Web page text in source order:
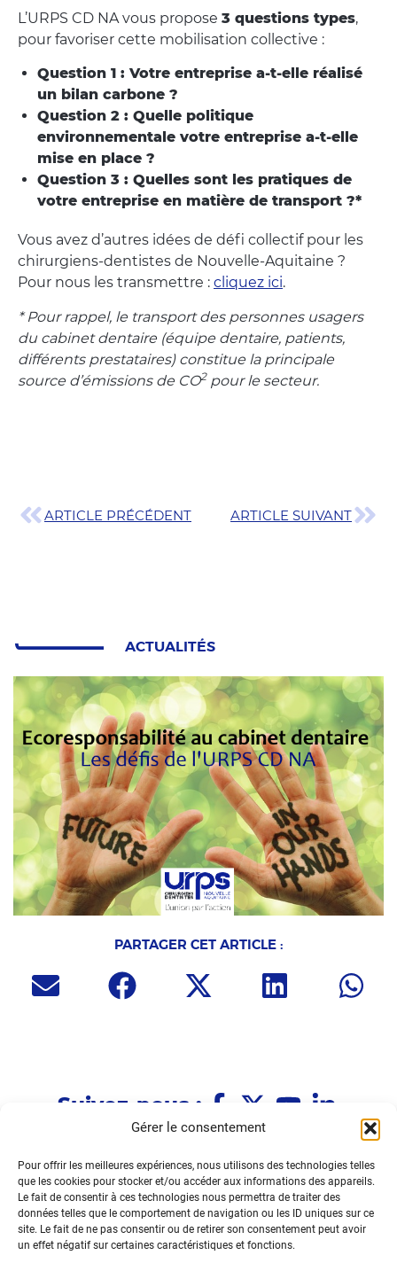
Gérer le consentement
Pour offrir les meilleures expériences, nous utilisons des technologies telles
que les cookies pour stocker et/ou accéder aux informations des appareils.
Le fait de consentir à ces technologies nous permettra de traiter des
données telles que le comportement de navigation ou les ID uniques sur ce
site. Le fait de ne pas consentir ou de retirer son consentement peut avoir
un effet négatif sur certaines caractéristiques et fonctions.
ACTUALITÉS
PARTAGER CET ARTICLE :
L’URPS CD NA vous propose 3 questions types,
pour favoriser cette mobilisation collective :
Question 1 : Votre entreprise a-t-elle réalisé
un bilan carbone ?
Question 2 : Quelle politique
environnementale votre entreprise a-t-elle
mise en place ?
Question 3 : Quelles sont les pratiques de
votre entreprise en matière de transport ?*
Vous avez d’autres idées de défi collectif pour les
chirurgiens-dentistes de Nouvelle-Aquitaine ?
Pour nous les transmettre : cliquez ici.
* Pour rappel, le transport des personnes usagers
du cabinet dentaire (équipe dentaire, patients,
différents prestataires) constitue la principale
source d’émissions de CO2 pour le secteur.
ARTICLE PRÉCÉDENT ARTICLE SUIVANT
Suivez-nous :
Immeuble Le Fénelon
1 allée Le Fénelon
33370 TRESSES
05.33.09.36.39